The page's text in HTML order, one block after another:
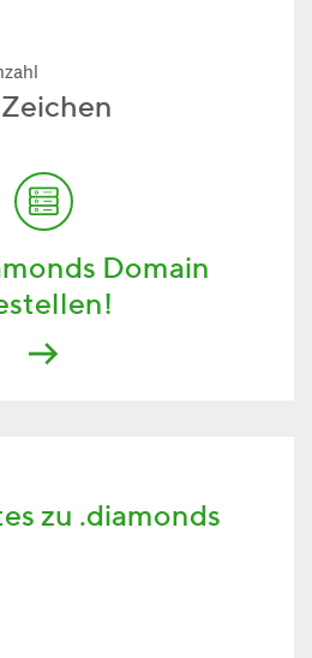
Domain
zu .diamonds